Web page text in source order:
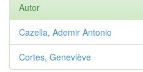
Autor
Cazella, Ademir Antonio
Cortes, Geneviève